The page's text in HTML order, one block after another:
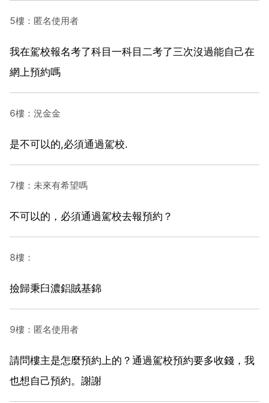
5樓：匿名使用者
我在駕校報名考了科目一科目二考了三次沒過能自己在
網上預約嗎
6樓：況金金
是不可以的,必須通過駕校.
7樓：未來有希望嗎
不可以的，必須通過駕校去報預約？
8樓：
撿歸秉臼濃鋁賊基錦
9樓：匿名使用者
請問樓主是怎麼預約上的？通過駕校預約要多收錢，我
也想自己預約。謝謝